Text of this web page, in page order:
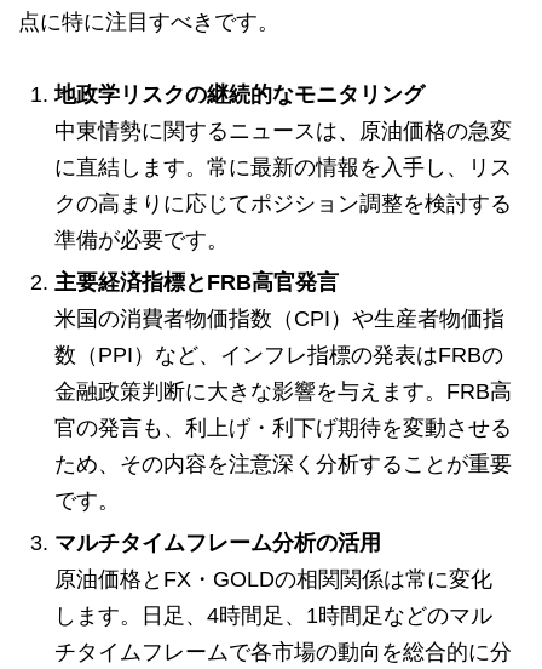
点に特に注目すべきです。
地政学リスクの継続的なモニタリング
中東情勢に関するニュースは、原油価格の急変
に直結します。常に最新の情報を入手し、リス
クの高まりに応じてポジション調整を検討する
準備が必要です。
主要経済指標とFRB高官発言
米国の消費者物価指数（CPI）や生産者物価指
数（PPI）など、インフレ指標の発表はFRBの
金融政策判断に大きな影響を与えます。FRB高
官の発言も、利上げ・利下げ期待を変動させる
ため、その内容を注意深く分析することが重要
です。
マルチタイムフレーム分析の活用
原油価格とFX・GOLDの相関関係は常に変化
します。日足、4時間足、1時間足などのマル
チタイムフレームで各市場の動向を総合的に分